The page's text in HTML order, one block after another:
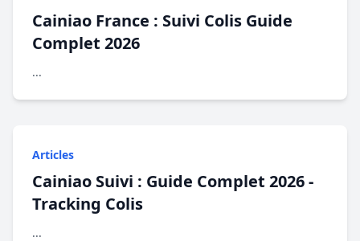
Cainiao France : Suivi Colis Guide
Complet 2026
...
Articles
Cainiao Suivi : Guide Complet 2026 -
Tracking Colis
...